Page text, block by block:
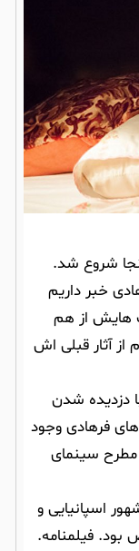
شروع شد.
خبر داریم
هایش از هم
آثار قبلی اش
دزدیده شدن
فرهادی وجود
مطرح سینمای
اسپانیایی و
فیلمنامه.